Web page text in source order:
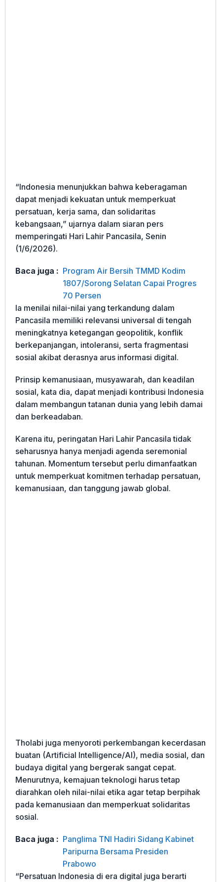
“Indonesia menunjukkan bahwa keberagaman
dapat menjadi kekuatan untuk memperkuat
persatuan, kerja sama, dan solidaritas
kebangsaan,” ujarnya dalam siaran pers
memperingati Hari Lahir Pancasila, Senin
(1/6/2026).
Baca juga : Program Air Bersih TMMD Kodim
1807/Sorong Selatan Capai Progres
70 Persen
Ia menilai nilai-nilai yang terkandung dalam
Pancasila memiliki relevansi universal di tengah
meningkatnya ketegangan geopolitik, konflik
berkepanjangan, intoleransi, serta fragmentasi
sosial akibat derasnya arus informasi digital.
Prinsip kemanusiaan, musyawarah, dan keadilan
sosial, kata dia, dapat menjadi kontribusi Indonesia
dalam membangun tatanan dunia yang lebih damai
dan berkeadaban.
Karena itu, peringatan Hari Lahir Pancasila tidak
seharusnya hanya menjadi agenda seremonial
tahunan. Momentum tersebut perlu dimanfaatkan
untuk memperkuat komitmen terhadap persatuan,
kemanusiaan, dan tanggung jawab global.
Tholabi juga menyoroti perkembangan kecerdasan
buatan (Artificial Intelligence/AI), media sosial, dan
budaya digital yang bergerak sangat cepat.
Menurutnya, kemajuan teknologi harus tetap
diarahkan oleh nilai-nilai etika agar tetap berpihak
pada kemanusiaan dan memperkuat solidaritas
sosial.
Baca juga : Panglima TNI Hadiri Sidang Kabinet
Paripurna Bersama Presiden
Prabowo
“Persatuan Indonesia di era digital juga berarti